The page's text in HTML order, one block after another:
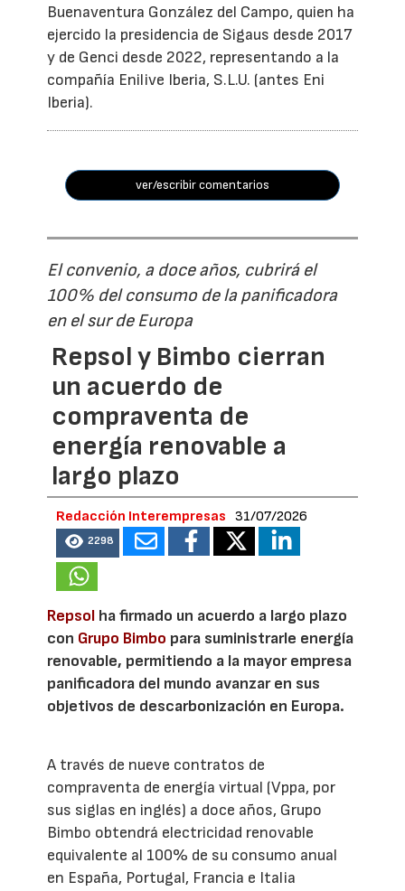
Buenaventura González del Campo, quien ha
ejercido la presidencia de Sigaus desde 2017
y de Genci desde 2022, representando a la
compañía Enilive Iberia, S.L.U. (antes Eni
Iberia).
ver/escribir comentarios
El convenio, a doce años, cubrirá el
100% del consumo de la panificadora
en el sur de Europa
Repsol y Bimbo cierran
un acuerdo de
compraventa de
energía renovable a
largo plazo
Redacción Interempresas 31/07/2026
2298
Repsol ha firmado un acuerdo a largo plazo
con Grupo Bimbo para suministrarle energía
renovable, permitiendo a la mayor empresa
panificadora del mundo avanzar en sus
objetivos de descarbonización en Europa.
A través de nueve contratos de
compraventa de energía virtual (Vppa, por
sus siglas en inglés) a doce años, Grupo
Bimbo obtendrá electricidad renovable
equivalente al 100% de su consumo anual
en España, Portugal, Francia e Italia